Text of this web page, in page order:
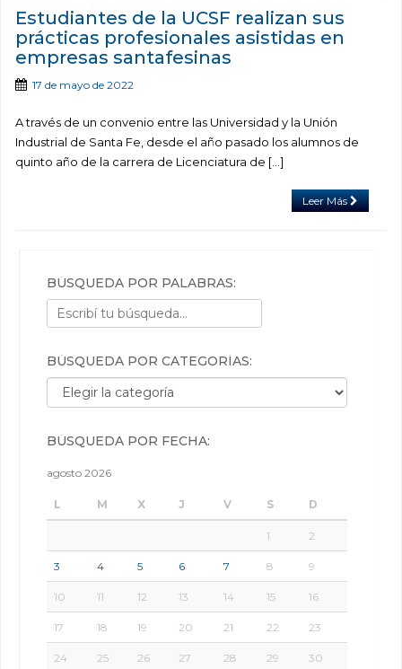
Estudiantes de la UCSF realizan sus
prácticas profesionales asistidas en
empresas santafesinas
17 de mayo de 2022
A través de un convenio entre las Universidad y la Unión
Industrial de Santa Fe, desde el año pasado los alumnos de
quinto año de la carrera de Licenciatura de […]
Leer Más
BÚSQUEDA POR PALABRAS:
BÚSQUEDA POR CATEGORÍAS:
Búsqueda por categorías:
BÚSQUEDA POR FECHA:
agosto 2026
L M X J V S D
1 2
3 4 5 6 7 8 9
10 11 12 13 14 15 16
17 18 19 20 21 22 23
24 25 26 27 28 29 30